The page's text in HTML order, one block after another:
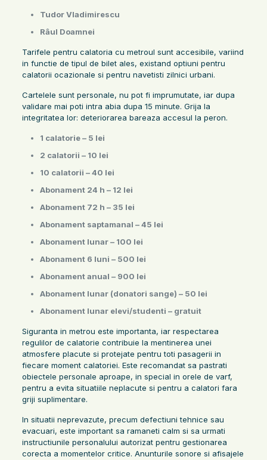
Tudor Vladimirescu
Râul Doamnei
Tarifele pentru calatoria cu metroul sunt accesibile, variind
in functie de tipul de bilet ales, existand optiuni pentru
calatorii ocazionale si pentru navetisti zilnici urbani.
Cartelele sunt personale, nu pot fi imprumutate, iar dupa
validare mai poti intra abia dupa 15 minute. Grija la
integritatea lor: deteriorarea bareaza accesul la peron.
1 calatorie – 5 lei
2 calatorii – 10 lei
10 calatorii – 40 lei
Abonament 24 h – 12 lei
Abonament 72 h – 35 lei
Abonament saptamanal – 45 lei
Abonament lunar – 100 lei
Abonament 6 luni – 500 lei
Abonament anual – 900 lei
Abonament lunar (donatori sange) – 50 lei
Abonament lunar elevi/studenti – gratuit
Siguranta in metrou este importanta, iar respectarea
regulilor de calatorie contribuie la mentinerea unei
atmosfere placute si protejate pentru toti pasagerii in
fiecare moment calatoriei. Este recomandat sa pastrati
obiectele personale aproape, in special in orele de varf,
pentru a evita situatiile neplacute si pentru a calatori fara
griji suplimentare.
In situatii neprevazute, precum defectiuni tehnice sau
evacuari, este important sa ramaneti calm si sa urmati
instructiunile personalului autorizat pentru gestionarea
corecta a momentelor critice. Anunturile sonore si afisajele